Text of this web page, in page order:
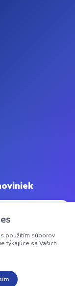
s použitím súborov
týkajúce sa Vašich